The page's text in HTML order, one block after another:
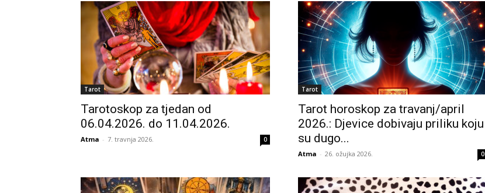
Tarot
Tarotoskop za tjedan od
06.04.2026. do 11.04.2026.
Atma - 7. travnja 2026. 0
Tarot
Tarot horoskop za travanj/april
2026.: Djevice dobivaju priliku koju
su dugo...
Atma - 26. ožujka 2026. 0